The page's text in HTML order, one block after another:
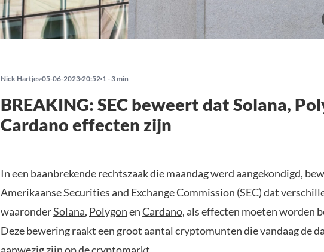
Nick Hartjes 05-06-2023 20:52 1 - 3 min
BREAKING: SEC beweert dat Solana,
Cardano effecten zijn
In een baanbrekende rechtszaak die maandag werd aangekondigd,
Amerikaanse Securities and Exchange Commission (SEC) dat
waaronderSolana, PolygonenCardano, als effecten moeten worden
Deze bewering raakt een groot aantal cryptomunten die vandaag de